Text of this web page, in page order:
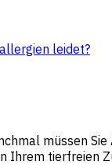
leidet?
müssen
Ihrem tierfreien